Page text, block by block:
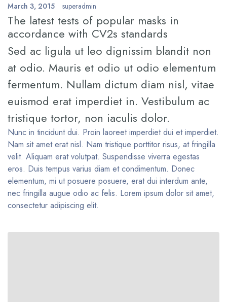
March 3, 2015 superadmin
The latest tests of popular masks in
accordance with CV2s standards
Sed ac ligula ut leo dignissim blandit non
at odio. Mauris et odio ut odio elementum
fermentum. Nullam dictum diam nisl, vitae
euismod erat imperdiet in. Vestibulum ac
tristique tortor, non iaculis dolor.
Nunc in tincidunt dui. Proin laoreet imperdiet dui et imperdiet.
Nam sit amet erat nisl. Nam tristique porttitor risus, at fringilla
velit. Aliquam erat volutpat. Suspendisse viverra egestas
eros. Duis tempus varius diam et condimentum. Donec
elementum, mi ut posuere posuere, erat dui interdum ante,
nec fringilla augue odio ac felis. Lorem ipsum dolor sit amet,
consectetur adipiscing elit.